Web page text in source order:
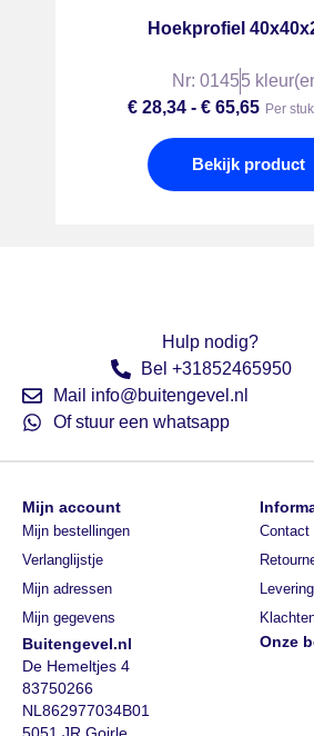
Hoekprofiel
Nr: 01455
€28,34 - €65,65 Per
Bekijk product
Hulp nodig?
Bel +31852465950
Mail info@buitengevel.nl
Of stuur een whatsapp
Buitengevel.nl
De Hemeltjes 4
83750266
NL862977034B01
Onze
Mijn account
Mijn bestellingen
Verlanglijstje
Mijn adressen
Mijn gegevens
Contact